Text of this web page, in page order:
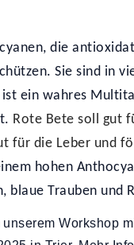
die
Sie sind in
ein wahres
Rote Bete soll gut
für die Leber und
hohen
blaue Trauben und
Workshop